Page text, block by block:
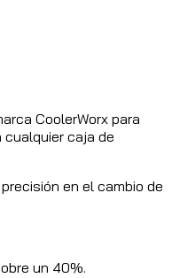
CoolerWorx para
cualquier caja de
en el cambio de
un 40%.